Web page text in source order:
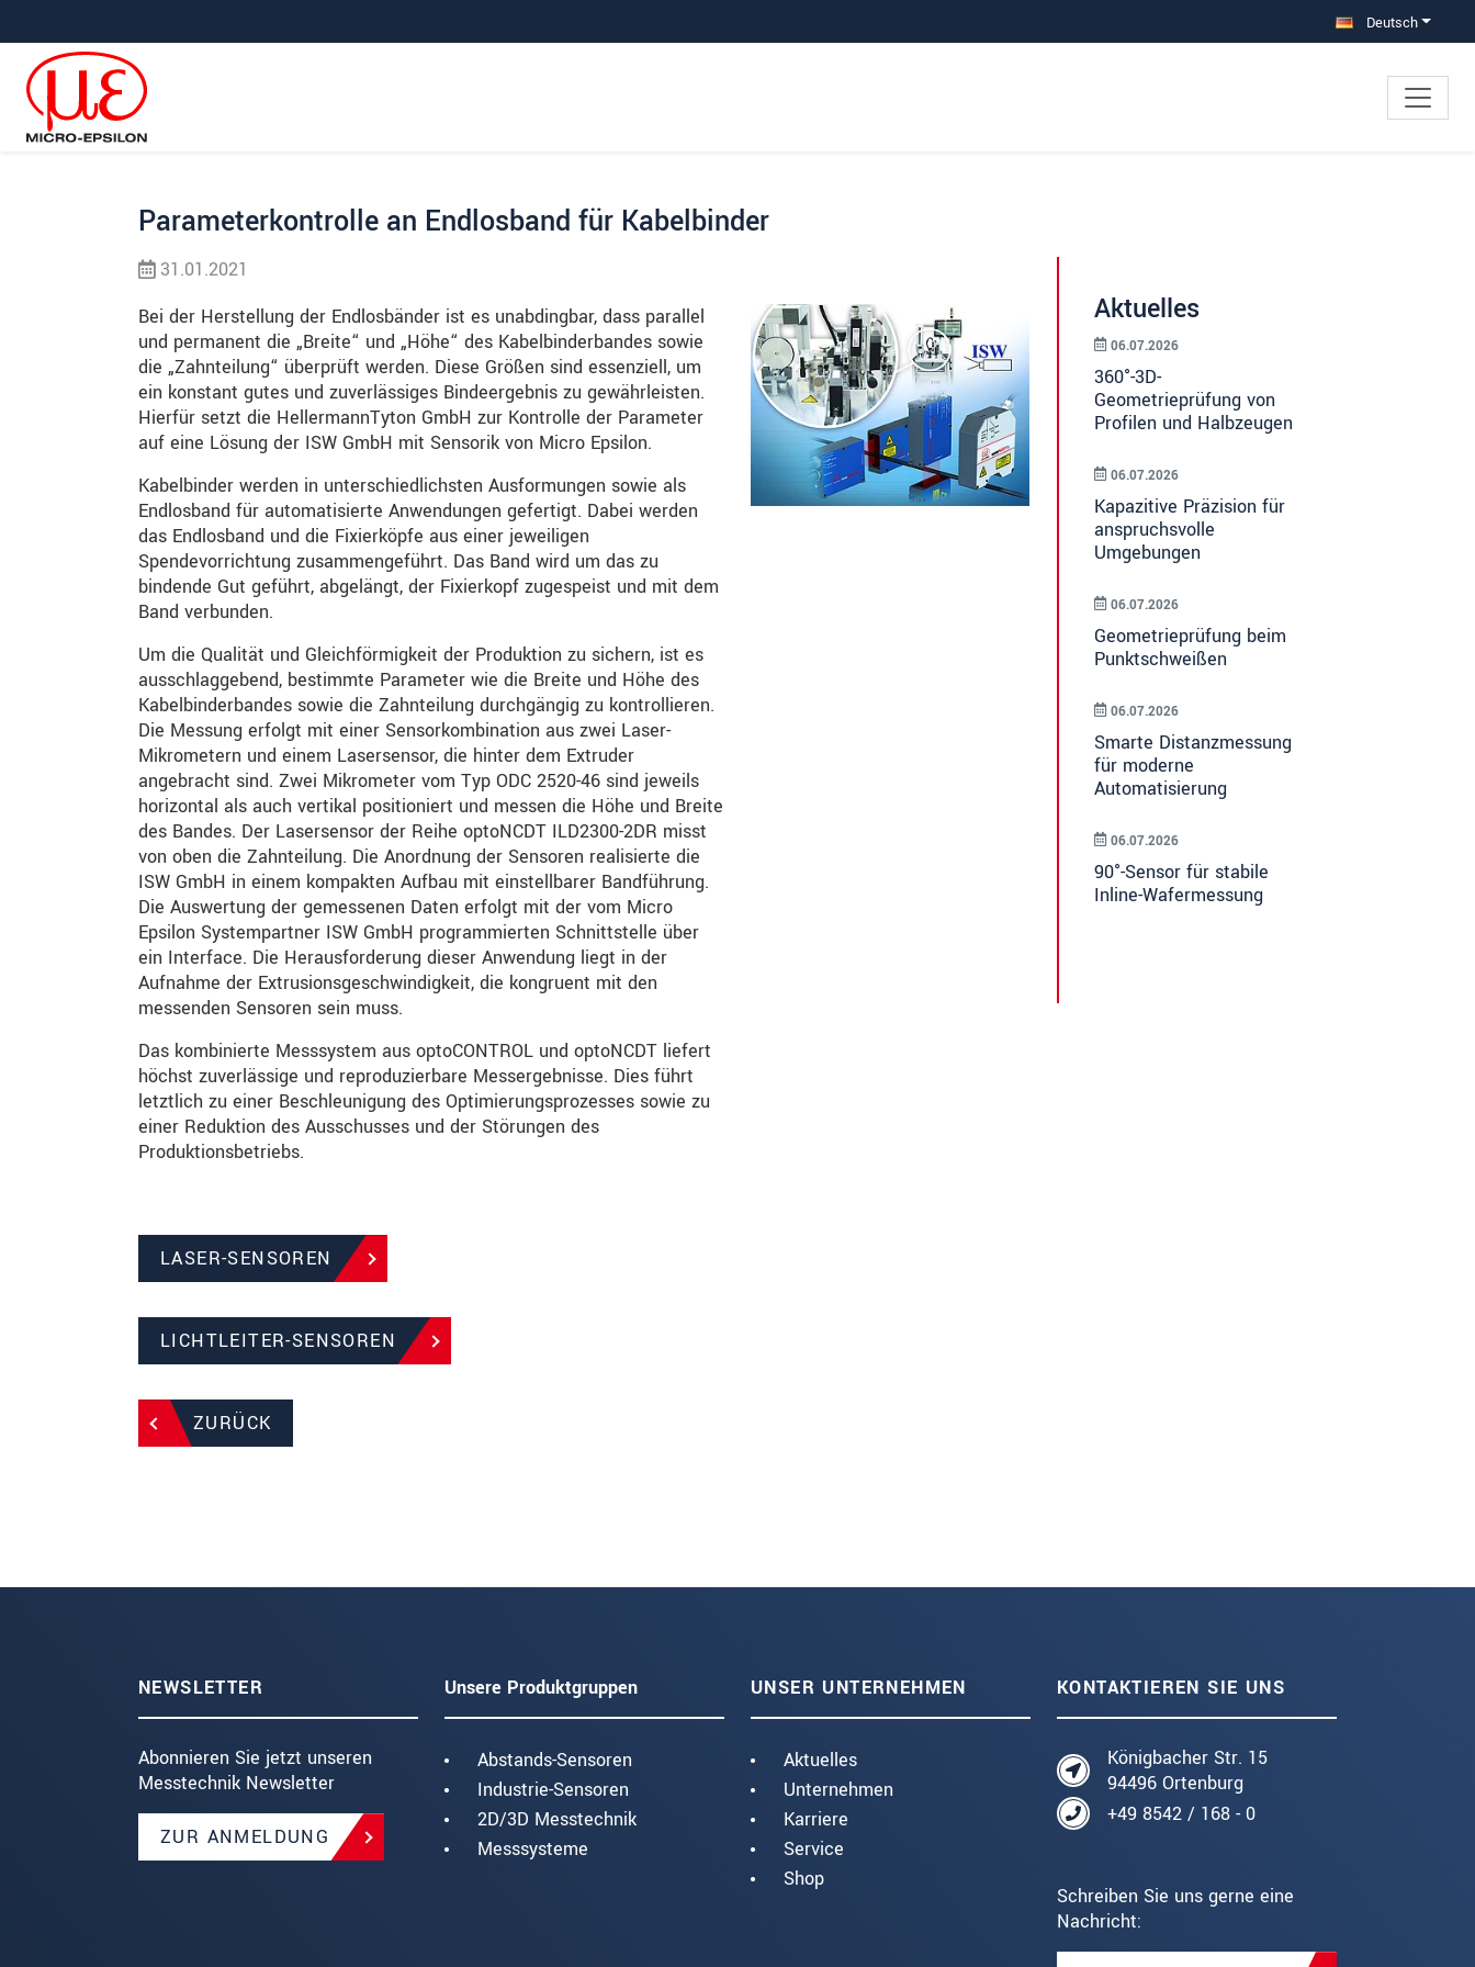
Deutsch
Parameterkontrolle an Endlosband für Kabelbinder
31.01.2021
Bei der Herstellung der Endlosbänder ist es unabdingbar, dass parallel
und permanent die „Breite“ und „Höhe“ des Kabelbinderbandes sowie
die „Zahnteilung“ überprüft werden. Diese Größen sind essenziell, um
ein konstant gutes und zuverlässiges Bindeergebnis zu gewährleisten.
Hierfür setzt die HellermannTyton GmbH zur Kontrolle der Parameter
auf eine Lösung der ISW GmbH mit Sensorik von Micro Epsilon.
Kabelbinder werden in unterschiedlichsten Ausformungen sowie als
Endlosband für automatisierte Anwendungen gefertigt. Dabei werden
das Endlosband und die Fixierköpfe aus einer jeweiligen
Spendevorrichtung zusammengeführt. Das Band wird um das zu
bindende Gut geführt, abgelängt, der Fixierkopf zugespeist und mit dem
Band verbunden.
Um die Qualität und Gleichförmigkeit der Produktion zu sichern, ist es
ausschlaggebend, bestimmte Parameter wie die Breite und Höhe des
Kabelbinderbandes sowie die Zahnteilung durchgängig zu kontrollieren.
Die Messung erfolgt mit einer Sensorkombination aus zwei Laser-
Mikrometern und einem Lasersensor, die hinter dem Extruder
angebracht sind. Zwei Mikrometer vom Typ ODC 2520-46 sind jeweils
horizontal als auch vertikal positioniert und messen die Höhe und Breite
des Bandes. Der Lasersensor der Reihe optoNCDT ILD2300-2DR misst
von oben die Zahnteilung. Die Anordnung der Sensoren realisierte die
ISW GmbH in einem kompakten Aufbau mit einstellbarer Bandführung.
Die Auswertung der gemessenen Daten erfolgt mit der vom Micro
Epsilon Systempartner ISW GmbH programmierten Schnittstelle über
ein Interface. Die Herausforderung dieser Anwendung liegt in der
Aufnahme der Extrusionsgeschwindigkeit, die kongruent mit den
messenden Sensoren sein muss.
Das kombinierte Messsystem aus optoCONTROL und optoNCDT liefert
höchst zuverlässige und reproduzierbare Messergebnisse. Dies führt
letztlich zu einer Beschleunigung des Optimierungsprozesses sowie zu
einer Reduktion des Ausschusses und der Störungen des
Produktionsbetriebs.
LASER-SENSOREN
LICHTLEITER-SENSOREN
ZURÜCK
Aktuelles
360°-3D-
Geometrieprüfung von
Profilen und Halbzeugen
06.07.2026
Kapazitive Präzision für
anspruchsvolle
Umgebungen
06.07.2026
Geometrieprüfung beim
Punktschweißen
06.07.2026
Smarte Distanzmessung
für moderne
Automatisierung
06.07.2026
90°-Sensor für stabile
Inline-Wafermessung
06.07.2026
NEWSLETTER
Abonnieren Sie jetzt unseren
Messtechnik Newsletter
ZUR ANMELDUNG
Unsere Produktgruppen
Abstands-Sensoren
Industrie-Sensoren
2D/3D Messtechnik
Messsysteme
UNSER UNTERNEHMEN
Aktuelles
Unternehmen
Karriere
Service
Shop
KONTAKTIEREN SIE UNS
Königbacher Str. 15
94496 Ortenburg
+49 8542 / 168 - 0
Schreiben Sie uns gerne eine
Nachricht: